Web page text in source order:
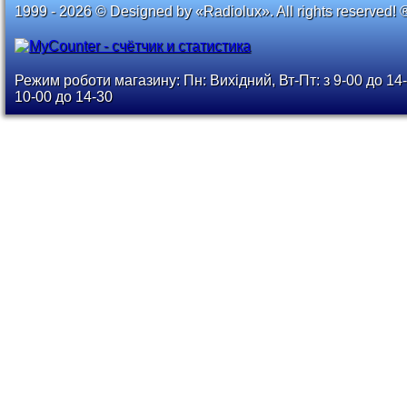
1999 - 2026 © Designed by «Radiolux». All rights reserved!
Режим роботи магазину: Пн: Вихідний, Вт-Пт: з 9-00 до
10-00 до 14-30